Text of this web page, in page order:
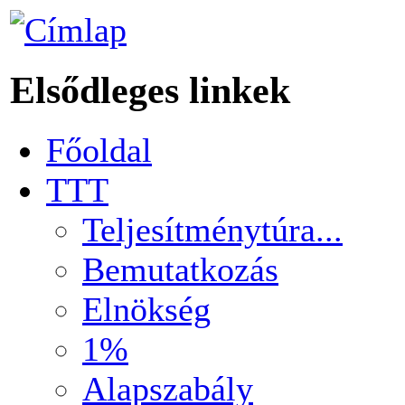
Elsődleges linkek
Főoldal
TTT
Teljesítménytúra...
Bemutatkozás
Elnökség
1%
Alapszabály